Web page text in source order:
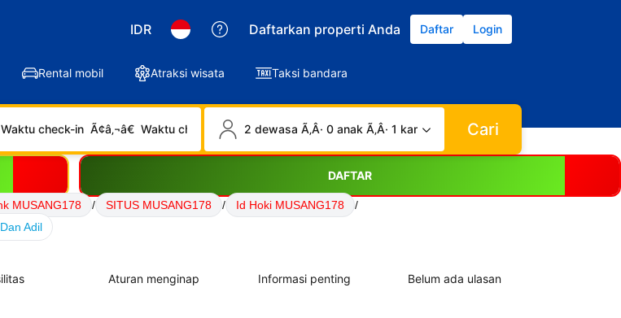
IDR Daftarkan properti Anda Daftar Login
Rental mobil Atraksi wisata Taksi bandara
Waktu check-in Ã¢â‚¬â€ Waktu check-out 2 dewasa Ã‚Â· 0 anak Ã‚Â· 1 kamar Cari
DAFTAR
MUSANG178 / SITUS MUSANG178 / Id Hoki MUSANG178
/
Adil
Aturan menginap Informasi penting Belum ada ulasan